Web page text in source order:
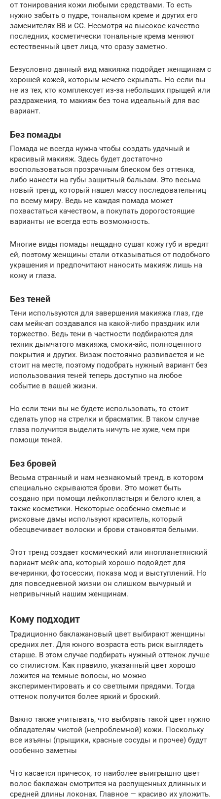
от тонирования кожи любыми средствами. То есть
нужно забыть о пудре, тональном креме и других его
заменителях ВВ и СС. Несмотря на высокое качество
последних, косметически тональные крема меняют
естественный цвет лица, что сразу заметно.
Безусловно данный вид макияжа подойдет женщинам с
хорошей кожей, которым нечего скрывать. Но если вы
не из тех, кто комплексует из-за небольших прыщей или
раздражения, то макияж без тона идеальный для вас
вариант.
Без помады
Помада не всегда нужна чтобы создать удачный и
красивый макияж. Здесь будет достаточно
воспользоваться прозрачным блеском без оттенка,
либо нанести на губы защитный бальзам. Это весьма
новый тренд, который нашел массу последовательниц
по всему миру. Ведь не каждая помада может
похвастаться качеством, а покупать дорогостоящие
варианты не всегда есть возможность.
Многие виды помады нещадно сушат кожу губ и вредят
ей, поэтому женщины стали отказываться от подобного
украшения и предпочитают наносить макияж лишь на
кожу и глаза.
Без теней
Тени используются для завершения макияжа глаз, где
сам мейк-ап создавался на какой-либо праздник или
торжество. Ведь тени в частности подбираются для
техник дымчатого макияжа, смоки-айс, полноценного
покрытия и других. Визаж постоянно развивается и не
стоит на месте, поэтому подобрать нужный вариант без
использования теней теперь доступно на любое
событие в вашей жизни.
Но если тени вы не будете использовать, то стоит
сделать упор на стрелки и брасматик. В таком случае
глаза получится выделить ничуть не хуже, чем при
помощи теней.
Без бровей
Весьма странный и нам незнакомый тренд, в котором
специально скрываются брови. Это может быть
создано при помощи лейкопластыря и белого клея, а
также косметики. Некоторые особенно смелые и
рисковые дамы используют краситель, который
обесцвечивает волоски и брови становятся белыми.
Этот тренд создает космический или инопланетянский
вариант мейк-апа, который хорошо подойдет для
вечеринки, фотосессии, показа мод и выступлений. Но
для повседневной жизни он слишком вычурный и
непривычный нашим женщинам.
Кому подходит
Традиционно баклажановый цвет выбирают женщины
средних лет. Для юного возраста есть риск выглядеть
старше. В этом случае подбирать нужный оттенок лучше
со стилистом. Как правило, указанный цвет хорошо
ложится на темные волосы, но можно
экспериментировать и со светлыми прядями. Тогда
оттенок получится более яркий и броский.
Важно также учитывать, что выбирать такой цвет нужно
обладателям чистой (непроблемной) кожи. Поскольку
все изъяны (прыщики, красные сосуды и прочее) будут
особенно заметны
Что касается причесок, то наиболее выигрышно цвет
волос баклажан смотрится на распущенных длинных и
средней длины локонах. Главное — красиво их уложить.